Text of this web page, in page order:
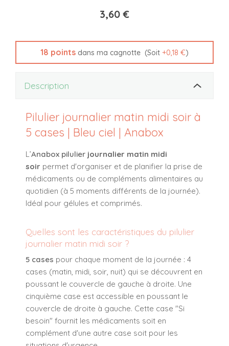
3,60 €
18 points dans ma cagnotte (Soit +0,18 €)
Description
Pilulier journalier matin midi soir à
5 cases | Bleu ciel | Anabox
L’Anabox pilulier journalier matin midi
soir permet d'organiser et de planifier la prise de
médicaments ou de compléments alimentaires au
quotidien (à 5 moments différents de la journée).
Idéal pour gélules et comprimés.
Quelles sont les caractéristiques du pilulier
journalier matin midi soir ?
5 cases pour chaque moment de la journée : 4
cases (matin, midi, soir, nuit) qui se découvrent en
poussant le couvercle de gauche à droite. Une
cinquième case est accessible en poussant le
couvercle de droite à gauche. Cette case "Si
besoin" fournit les médicaments soit en
complément d'une autre case soit pour les